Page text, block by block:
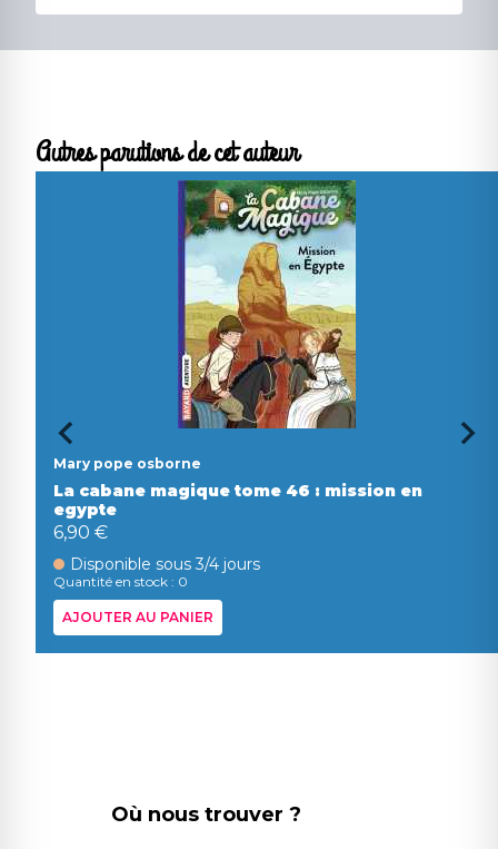
Autres parutions de cet auteur
Mary pope osborne
La cabane magique tome 46 : mission en
egypte
6,90 €
Disponible sous 3/4 jours
Quantité en stock : 0
AJOUTER AU PANIER
Où nous trouver ?